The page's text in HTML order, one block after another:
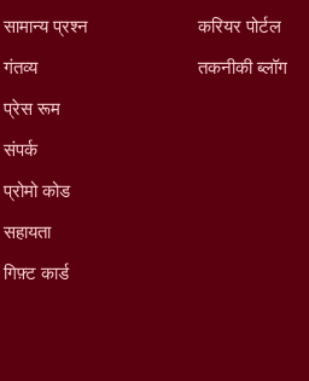
करियर पोर्टल
तकनीकी ब्लॉग
सामान्य प्रश्न
गंतव्य
प्रेस रूम
संपर्क
प्रोमो कोड
सहायता
गिफ़्ट कार्ड